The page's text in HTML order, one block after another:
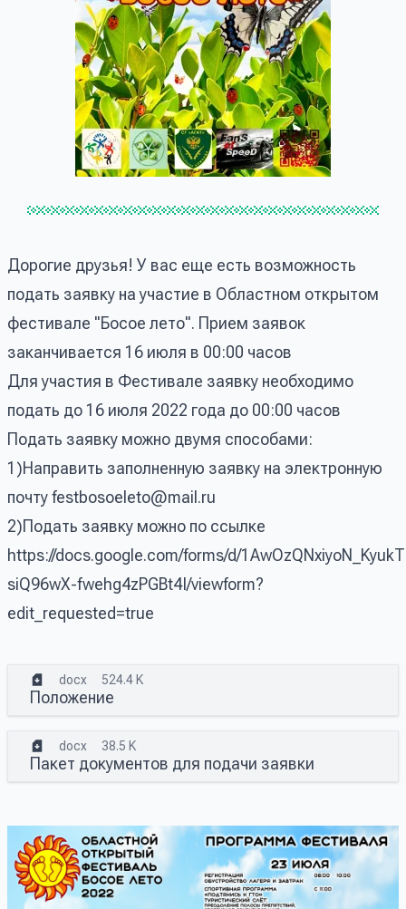
Дорогие друзья! У вас еще есть возможность
подать заявку на участие в Областном открытом
фестивале "Босое лето". Прием заявок
заканчивается 16 июля в 00:00 часов
Для участия в Фестивале заявку необходимо
подать до 16 июля 2022 года до 00:00 часов
Подать заявку можно двумя способами:
1)Направить заполненную заявку на электронную
почтуfestbosoeleto@mail.ru
2)Подать заявку можно по ссылке
https://docs.google.com/forms/d/
siQ96wX-fwehg4zPGBt4I/viewform?
edit_requested=true
Положение
docx 524.4 K
Пакет документов для подачи заявки
docx 38.5 K